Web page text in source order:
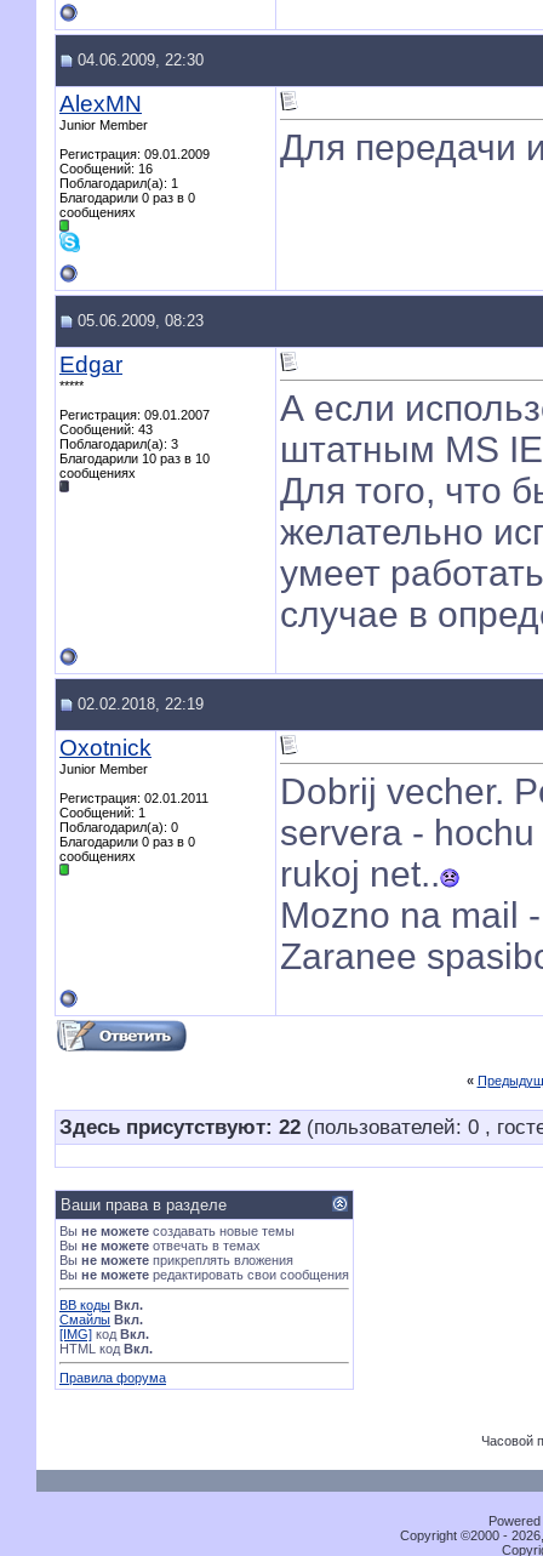
04.06.2009, 22:30
AlexMN
Junior Member
Регистрация: 09.01.2009
Сообщений: 16
Поблагодарил(а): 1
Благодарили 0 раз в 0
сообщениях
Для передачи
05.06.2009, 08:23
Edgar
*****
Регистрация: 09.01.2007
Сообщений: 43
Поблагодарил(а): 3
Благодарили 10 раз в 10
сообщениях
А если
штатным MS
Для того, что
желательно
умеет
случае в
02.02.2018, 22:19
Oxotnick
Junior Member
Регистрация: 02.01.2011
Сообщений: 1
Поблагодарил(а): 0
Благодарили 0 раз в 0
сообщениях
Dobrij vecher.
servera -
rukoj net..
Mozno na mail
Zaranee
«
Здесь присутствуют: 22 (пользователей: 0 ,
Ваши права в разделе
Вы не можете создавать новые темы
Вы не можете отвечать в темах
Вы не можете прикреплять вложения
Вы не можете редактировать свои сообщения
BB коды Вкл.
Смайлы Вкл.
[IMG] код Вкл.
HTML код Вкл.
Правила форума
Часовой
Copyright ©2000 -